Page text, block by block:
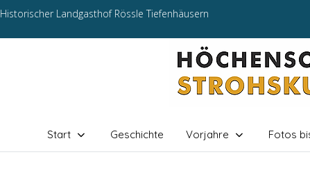
Historischer Landgasthof Rössle Tiefenhäusern
Start Geschichte Vorjahre Fotos